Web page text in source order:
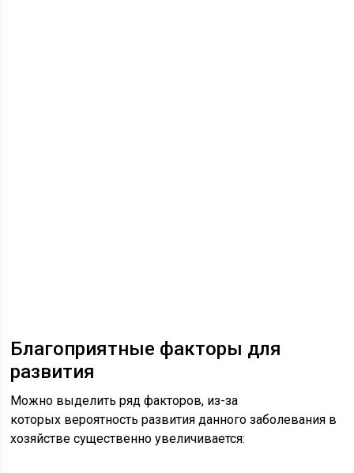
Благоприятные факторы для
развития
Можно выделить ряд факторов, из-за
которых вероятность развития данного заболевания в
хозяйстве существенно увеличивается: